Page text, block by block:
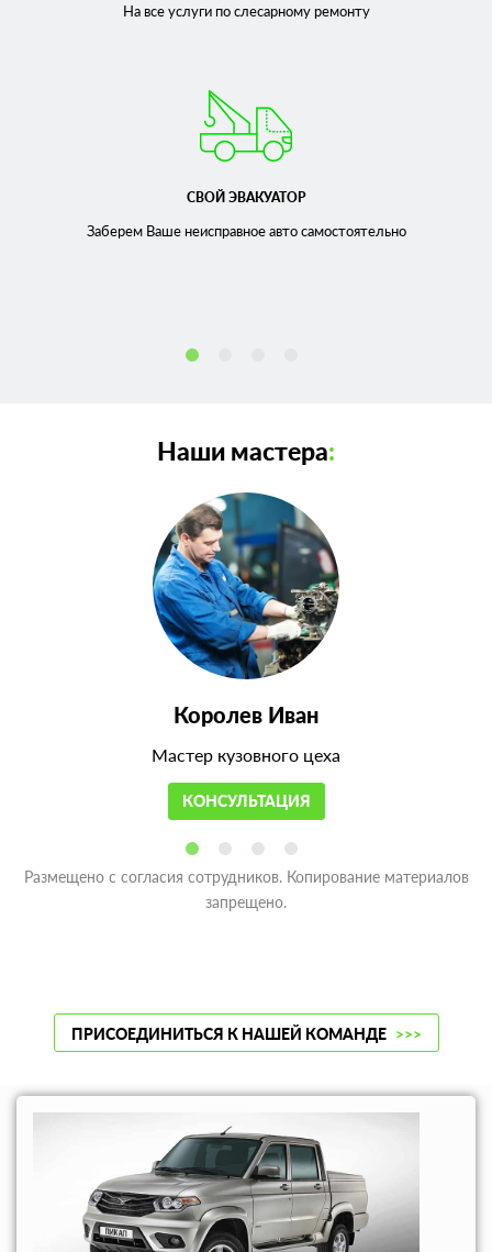
На все услуги по слесарномуремонту
СВОЙ ЭВАКУАТОР
Заберем Ваше неисправноеавто самостоятельно
Наши мастера:
Королев Иван
Мастер кузовного цеха
КОНСУЛЬТАЦИЯ
Размещено с согласия сотрудников. Копирование материалов
запрещено.
ПРИСОЕДИНИТЬСЯ К НАШЕЙ КОМАНДЕ >>>